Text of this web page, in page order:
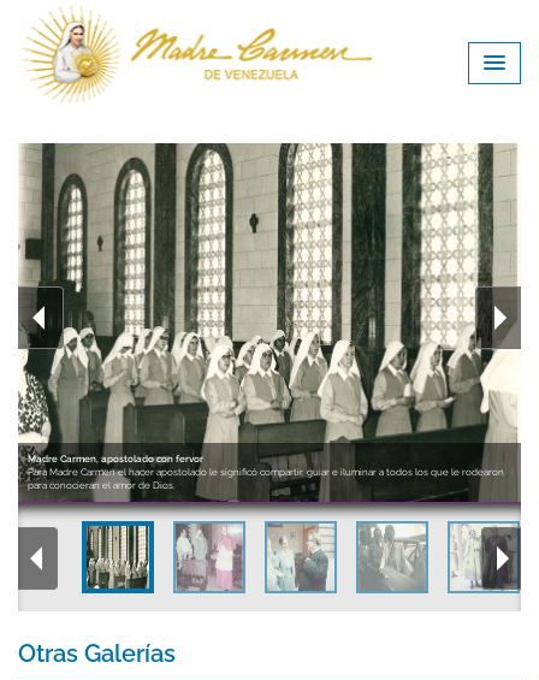
Madre Carmen, apostolado con fervor
Para Madre Carmen el hacer apostolado le significó compartir, guiar e iluminar a todos los que le rodearon
para conocieran el amor de Dios.
Otras Galerías